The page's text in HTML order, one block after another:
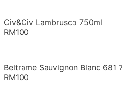
Civ&Civ Lambrusco 750ml
RM100
Beltrame Sauvignon Blanc 681
RM100